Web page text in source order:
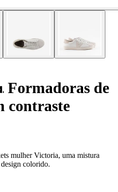
Formadoras de
contraste
mulher Victoria, uma mistura
colorido.